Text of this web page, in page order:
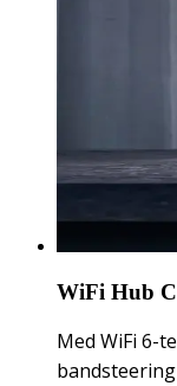
WiFi Hub
Med WiFi 6-